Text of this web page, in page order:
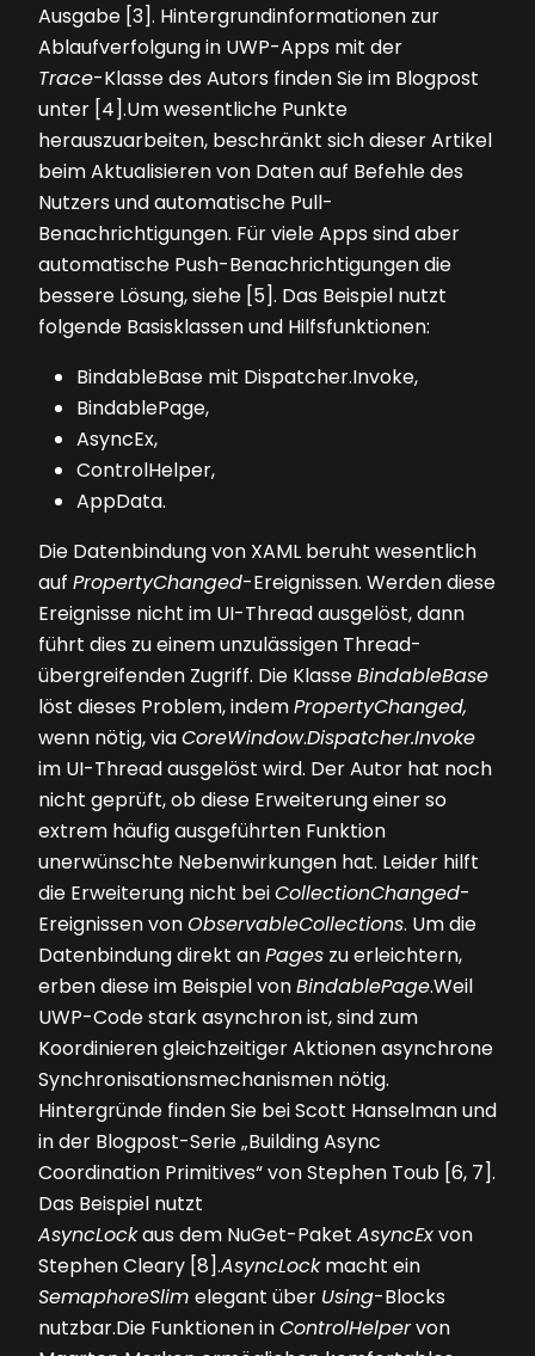
Ausgabe [3]. Hintergrundinformationen zur
Ablaufverfolgung in UWP-Apps mit der
Trace-Klasse des Autors finden Sie im Blogpost
unter [4].Um wesentliche Punkte
herauszuarbeiten, beschränkt sich dieser Artikel
beim Aktualisieren von Daten auf Befehle des
Nutzers und automatische Pull-
Benachrichtigungen. Für viele Apps sind aber
automatische Push-Benachrichtigungen die
bessere Lösung, siehe [5]. Das Beispiel nutzt
folgende Basisklassen und Hilfsfunktionen:
BindableBase mit Dispatcher.Invoke,
BindablePage,
AsyncEx,
ControlHelper,
AppData.
Die Datenbindung von XAML beruht wesentlich
auf PropertyChanged-Ereignissen. Werden diese
Ereignisse nicht im UI-Thread ausgelöst, dann
führt dies zu einem unzulässigen Thread-
übergreifenden Zugriff. Die KlasseBindableBase
löst dieses Problem, indemPropertyChanged,
wenn nötig, viaCoreWindow.Dispatcher.Invoke
im UI-Thread ausgelöst wird. Der Autor hat noch
nicht geprüft, ob diese Erweiterung einer so
extrem häufig ausgeführten Funktion
unerwünschte Nebenwirkungen hat. Leider hilft
die Erweiterung nicht beiCollectionChanged-
Ereignissen vonObservableCollections. Um die
Datenbindung direkt anPages zu erleichtern,
erben diese im Beispiel vonBindablePage.Weil
UWP-Code stark asynchron ist, sind zum
Koordinieren gleichzeitiger Aktionen asynchrone
Synchronisationsmechanismen nötig.
Hintergründe finden Sie bei Scott Hanselman und
in der Blogpost-Serie „Building Async
Coordination Primitives“ von Stephen Toub [6, 7].
Das Beispiel nutzt
Async­Lockaus dem NuGet-Paket AsyncExvon
Stephen Cleary [8].AsyncLockmacht ein
SemaphoreSlim elegant über Using-Blocks
nutzbar.Die Funktionen inControlHelpervon